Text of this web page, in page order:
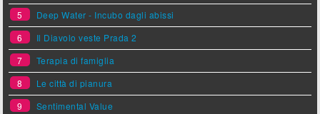
5
Deep Water - Incubo dagli abissi
6
Il Diavolo veste Prada 2
7
Terapia di famiglia
8
Le città di pianura
9
Sentimental Value